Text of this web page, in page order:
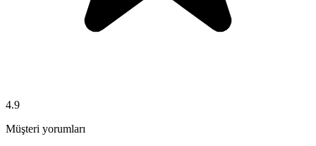
4.9
Müşteri yorumları